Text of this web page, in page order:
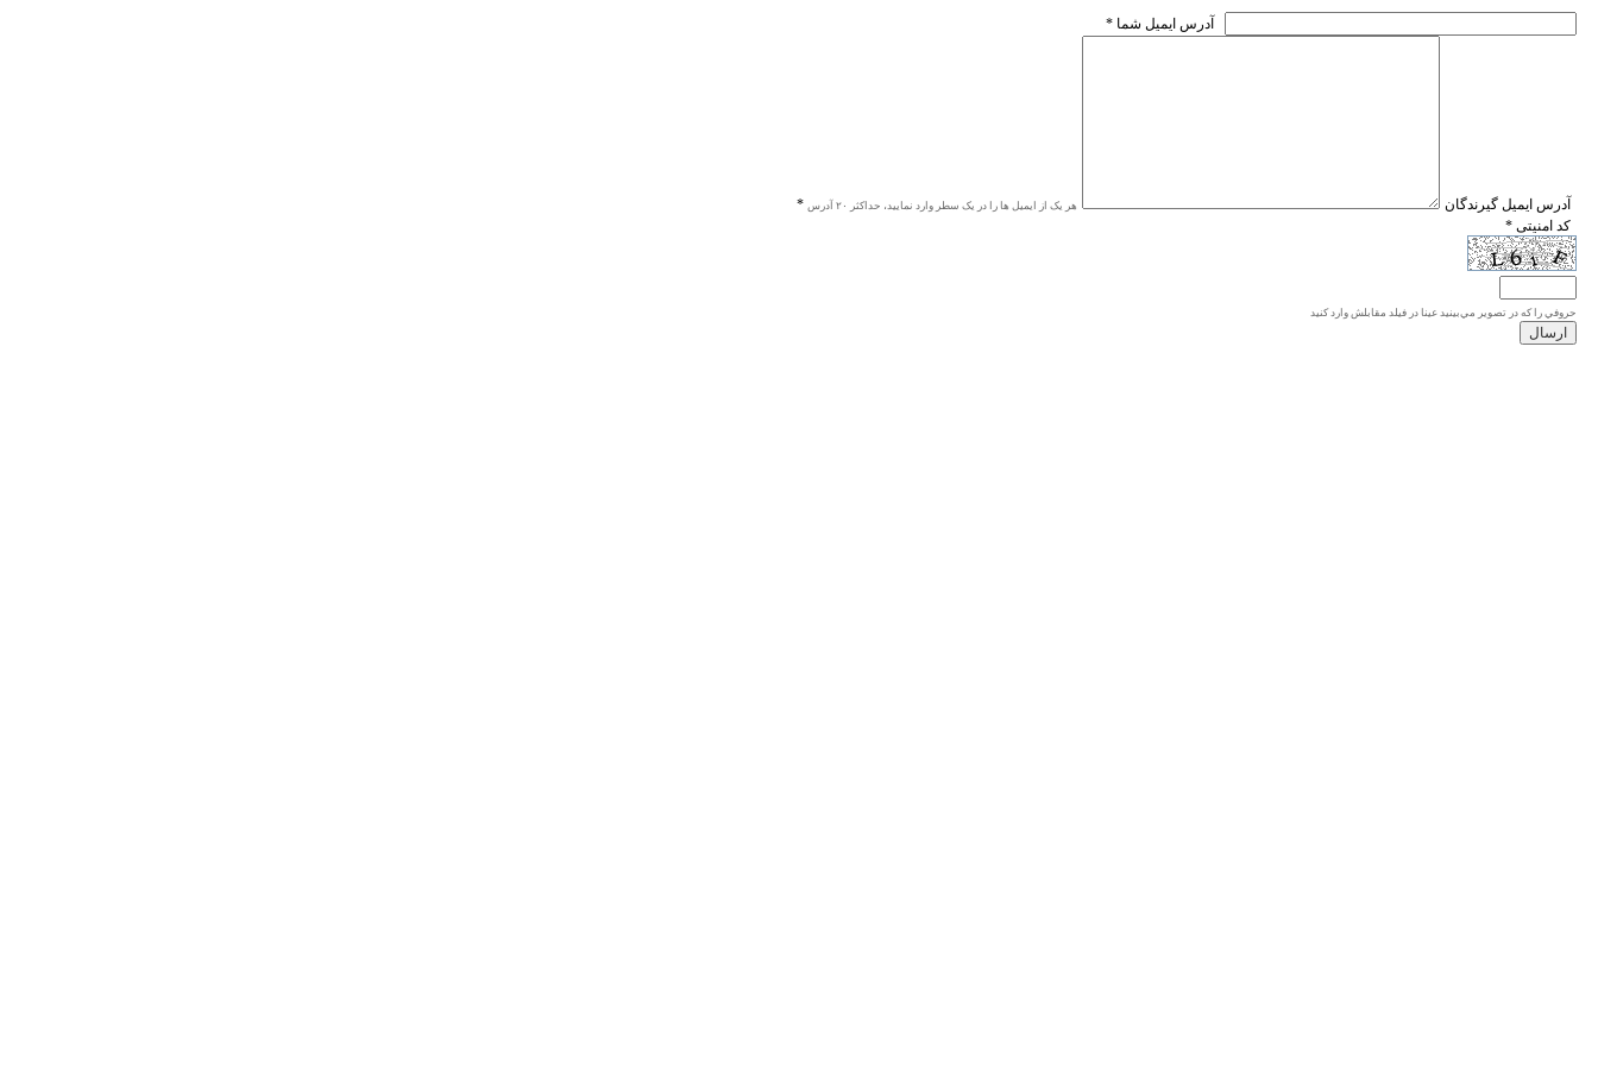
* آدرس ايميل شما
* آدرس ايميل گيرندگان هر یک از ایمیل ها را در یک سطر وارد نمایید، حداکثر ۲۰ آدرس
* کد امنیتی
حروفي را كه در تصوير مي‌بينيد عينا در فيلد مقابلش وارد كنيد